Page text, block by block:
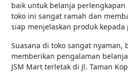
baik untuk belanja perlengkapan
toko ini sangat ramah dan
siap menjelaskan produk kepada
Suasana di toko sangat nyaman,
memberikan pengalaman
JSM Mart terletak di Jl. Taman